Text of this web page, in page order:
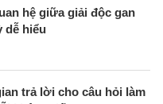
hệ giữa giải độc gan
dễ hiểu
trả lời cho câu hỏi làm